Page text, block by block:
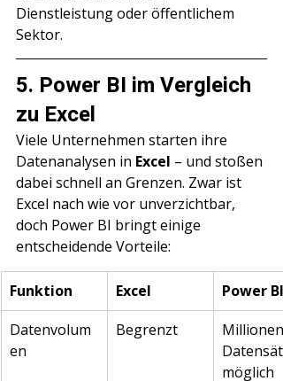
Dienstleistung oder öffentlichem
Sektor.
5. Power BI im Vergleich
zu Excel
Viele Unternehmen starten ihre
Datenanalysen in Excel – und stoßen
dabei schnell an Grenzen. Zwar ist
Excel nach wie vor unverzichtbar,
doch Power BI bringt einige
entscheidende Vorteile:
Funktion Excel
Power BI
Datenvolum
en
Begrenzt
Millionen
möglich